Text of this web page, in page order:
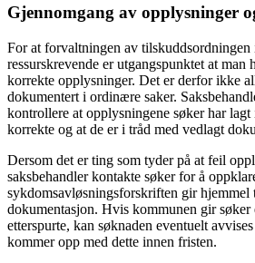
Gjennomgang av opplysninger
For at forvaltningen av
ressurskrevende er utgangspunktet at
korrekte opplysninger. Det er derfor ikke
dokumentert i ordinære saker.
kontrollere at opplysningene søker har
korrekte og at de er i tråd med vedlagt
Dersom det er ting som tyder på at feil
saksbehandler kontakte søker for å
sykdomsavløsningsforskriften gir hjemmel
dokumentasjon. Hvis kommunen gir
etterspurte, kan søknaden eventuelt
kommer opp med dette innen fristen.